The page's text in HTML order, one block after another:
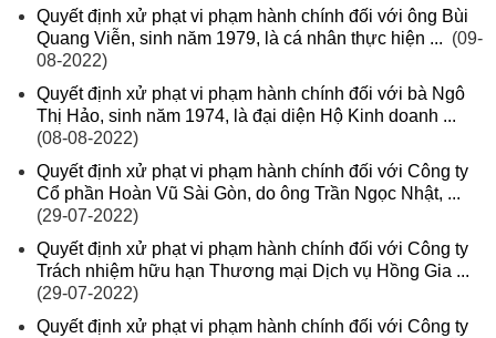
Quyết định xử phạt vi phạm hành chính đối với ông Bùi
Quang Viễn, sinh năm 1979, là cá nhân thực hiện ... (09-
08-2022)
Quyết định xử phạt vi phạm hành chính đối với bà Ngô
Thị Hảo, sinh năm 1974, là đại diện Hộ Kinh doanh ...
(08-08-2022)
Quyết định xử phạt vi phạm hành chính đối với Công ty
Cổ phần Hoàn Vũ Sài Gòn, do ông Trần Ngọc Nhật, ...
(29-07-2022)
Quyết định xử phạt vi phạm hành chính đối với Công ty
Trách nhiệm hữu hạn Thương mại Dịch vụ Hồng Gia ...
(29-07-2022)
Quyết định xử phạt vi phạm hành chính đối với Công ty